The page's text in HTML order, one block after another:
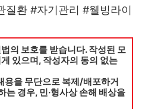
질환 #자기관리 #웰빙라이
의 보호를 받습니다. 작성된 모
있으며, 작성자의 동의 없는
용을 무단으로 복제/배포하거
는 경우, 민·형사상 손해 배상을